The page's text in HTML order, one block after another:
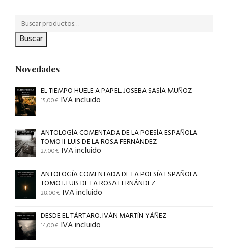
Buscar
Novedades
EL TIEMPO HUELE A PAPEL. JOSEBA SASÍA MUÑOZ
15,00€ IVA incluido
ANTOLOGÍA COMENTADA DE LA POESÍA ESPAÑOLA.
TOMO II. LUIS DE LA ROSA FERNÁNDEZ
27,00€ IVA incluido
ANTOLOGÍA COMENTADA DE LA POESÍA ESPAÑOLA.
TOMO I. LUIS DE LA ROSA FERNÁNDEZ
28,00€ IVA incluido
DESDE EL TÁRTARO. IVÁN MARTÍN YÁÑEZ
14,00€ IVA incluido